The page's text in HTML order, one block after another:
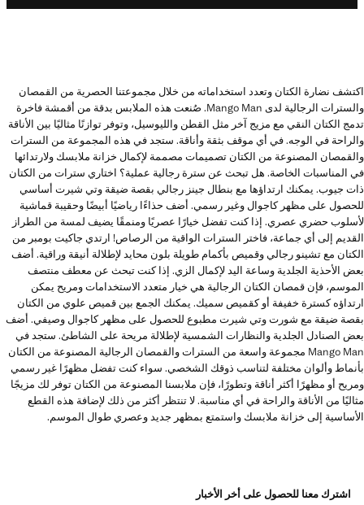
اكتشف نضارة الكتان وتعدد استخداماته من خلال مجموعتنا الحصرية من القمصان
والسترات الرجالية لدى Mango Man. صُنعت هذه الملابس بدقة من أقمشة فاخرة
تدمج الكتان النقي مع مزيج آخر مثل القطن والليوسيل، وتوفر توازنًا مثاليًا بين الأناقة
والراحة في الوجه. في أي موقف بثقة وأناقة. ستجد في هذه المجموعة من السترات
والقمصان المصنوعة من الكتان تصميمات مصممة لإكمال خزانة ملابسك ولارتدائها
في المناسبات الخاصة. هل تبحث عن سترة رجالية عملية؟ اختاري سترات من الكتان
ذات جيوب. يمكنك ارتداؤها مع بنطال جينز رجالي بقصة ضيقة وتي شيرت أساسي
للحصول على مظهر كاجوال وغير رسمي. أضف حذاءًا رياضيًا أبيضًا وحقيبة قماشية
لأسلوب حضري عصري. إذا كنت تفضل خيارًا عصريًا ومنمقًا يضيف لمسة من الطراز
القديم إلى أي جماعة، فاختر السترات الواقية من الرصاص! ارتدي جاكيت بومبر من
الكتان مع تشينو رجالي وقميص بأكمام طويلة بلون محايد لإطلالة أنيقة وراقية. أضف
بعض الأحذية الجلدية وساعة اليد لإكمال الزي. إذا كنت تبحث عن معطف منتصف
الموسم، فإن قمصان الكتان الرجالية هي خيار متعدد الاستخدامات ومريح يمكن
ارتداؤه كسترة خفيفة أو كقميص سميك. يمكنك الجمع بين قميص علوي من الكتان
بقصة ضيقة مع شورت وتي شيرت مطبوع للحصول على مظهر كاجوال وصيفي. أضف
بعض الصنادل الجلدية والنظارات الشمسية لإطلالة مريحة على الشاطئ. ستجد في
Mango Man مجموعة واسعة من السترات والقمصان الرجالية المصنوعة من الكتان
بأنماط وألوان مختلفة لتناسب ذوقك الشخصي. سواء كنت تفضل مظهرًا غير رسمي
ومريح أو مظهرًا أكثر أناقة وتطورًا، فإن ملابسنا المصنوعة من الكتان توفر لك مزيجًا
مثاليًا من الأناقة والراحة في أي مناسبة. لا تنتظر أكثر من ذلك لإضافة هذه القطع
الأساسية إلى خزانة ملابسك واستمتع بمظهر جديد وعصري طوال الموسم.
اشترك معنا للحصول على أخر الأخبار